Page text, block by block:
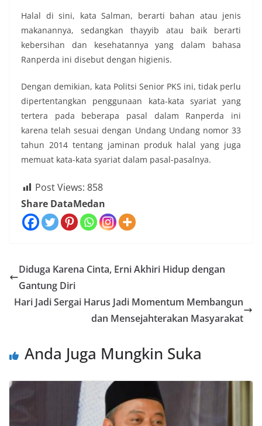
Halal di sini, kata Salman, berarti bahan atau jenis
makanannya, sedangkan thayyib atau baik berarti
kebersihan dan kesehatannya yang dalam bahasa
Ranperda ini disebut dengan higienis.
Dengan demikian, kata Politsi Senior PKS ini, tidak perlu
dipertentangkan penggunaan kata-kata syariat yang
tertera pada beberapa pasal dalam Ranperda ini
karena telah sesuai dengan Undang Undang nomor 33
tahun 2014 tentang jaminan produk halal yang juga
memuat kata-kata syariat dalam pasal-pasalnya.
Post Views: 858
Share DataMedan
Diduga Karena Cinta, Erni Akhiri Hidup dengan
Gantung Diri
Hari Jadi Sergai Harus Jadi Momentum Membangun
dan Mensejahterakan Masyarakat
Anda Juga Mungkin Suka